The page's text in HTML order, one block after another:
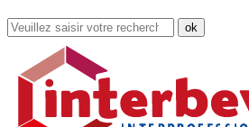
Rechercher
dans
site